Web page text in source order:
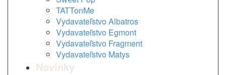
TATTonMe
Vydavateľstvo Albatros
Vydavateľstvo Egmont
Vydavateľstvo Fragment
Vydavateľstvo Matys
Novinky